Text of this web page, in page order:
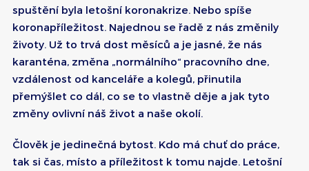
spuštění byla letošní koronakrize. Nebo spíše
koronapříležitost. Najednou se řadě z nás změnily
životy. Už to trvá dost měsíců a je jasné, že nás
karanténa, změna „normálního“ pracovního dne,
vzdálenost od kanceláře a kolegů, přinutila
přemýšlet co dál, co se to vlastně děje a jak tyto
změny ovlivní náš život a naše okolí.
Člověk je jedinečná bytost. Kdo má chuť do práce,
tak si čas, místo a příležitost k tomu najde. Letošní